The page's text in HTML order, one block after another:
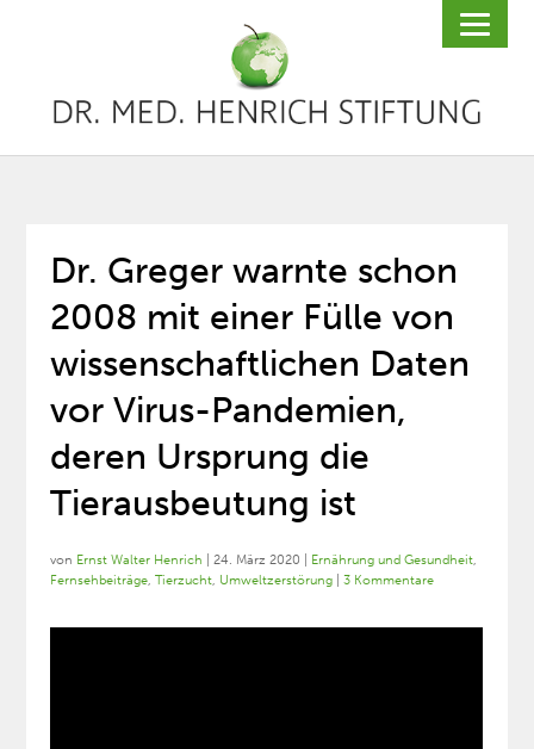
Dr. Greger warnte schon
2008 mit einer Fülle von
wissenschaftlichen Daten
vor Virus-Pandemien,
deren Ursprung die
Tierausbeutung ist
von Ernst Walter Henrich |24. März 2020 Ernährung und Gesundheit,
Fernsehbeiträge,Tierzucht, Umweltzerstörung |3 Kommentare